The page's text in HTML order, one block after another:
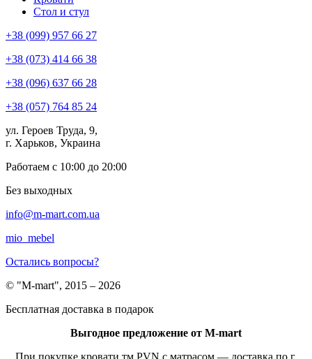
Стол и стул
+38 (099) 957 66 27
+38 (073) 414 66 38
+38 (096) 637 66 28
+38 (057) 764 85 24
ул. Героев Труда, 9,
г. Харьков, Украина
Работаем с 10:00 до 20:00
Без выходных
info@m-mart.com.ua
mio_mebel
Остались вопросы?
© "M-mart", 2015 – 2026
Бесплатная доставка в подарок
Выгодное предложение от M-mart
При покупке кровати тм PVN с матрасом — доставка по г.